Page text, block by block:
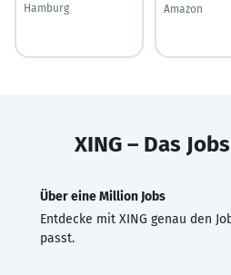
Hamburg
Amazon
XING – Das
Über eine Million Jobs
Entdecke mit XING genau den
passt.